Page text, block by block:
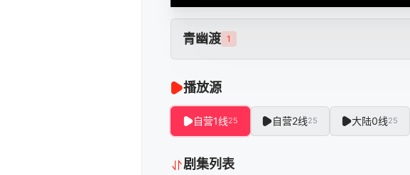
青幽渡 1
播放源
自营1线25 自营2线25 大陆0线25
剧集列表